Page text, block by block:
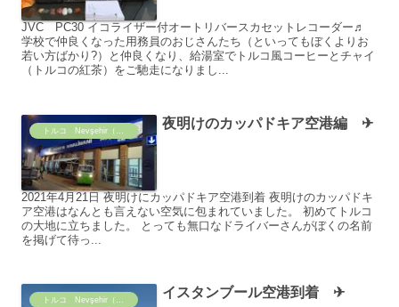
JVC PC30 イコライザー付オートリバースカセットレコーダー♬
学校で仲良くなった用務員のおじさんたち（といってもぼくよりお
若い方ばかり?）と仲良くなり、給湯室でトルコ風コーヒーとチャイ
（トルコの紅茶）をご馳走になりまし...
夜明けのカッパドキア空港編 ✈
2021年4月21日 夜明けにカッパドキア空港到着 夜明けのカッパドキ
ア空港はなんとも言えない空気に包まれていました。 初めてトルコ
の大地に立ちました。 とっても無口なドライバーさんがぼくの名前
を掲げて待っ...
トルコ Nevşehir（ネヴィシェヒル）の日常 イスタンブール空港到着 ✈